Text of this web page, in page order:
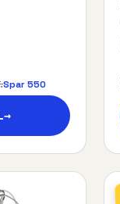
Spar 550
→